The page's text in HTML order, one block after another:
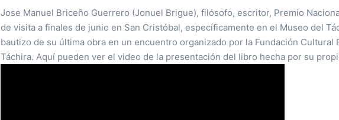
Jose Manuel Briceño Guerrero (Jonuel Brigue), filósofo, escritor, Premio
de visita a finales de junio en San Cristóbal, específicamente en el Museo del
bautizo de su última obra en un encuentro organizado por la Fundación Cultural
Táchira. Aquí pueden ver el video de la presentación del libro hecha por su